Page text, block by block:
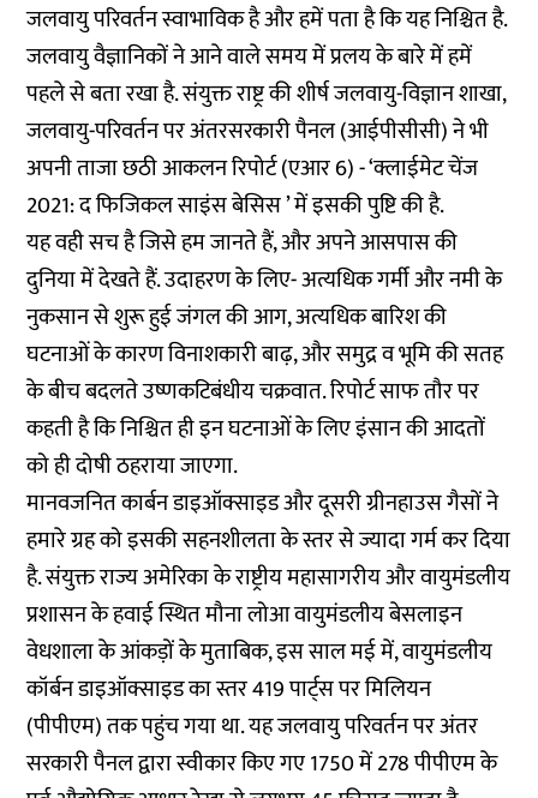
जलवायु परिवर्तन स्वाभाविक है और हमें पता है कि यह निश्चित है.
जलवायु वैज्ञानिकों ने आने वाले समय में प्रलय के बारे में हमें
पहले से बता रखा है. संयुक्त राष्ट्र की शीर्ष जलवायु-विज्ञान शाखा,
जलवायु-परिवर्तन पर अंतरसरकारी पैनल (आईपीसीसी) ने भी
अपनी ताजा छठी आकलन रिपोर्ट (एआर 6) - ‘क्लाईमेट चेंज
2021: द फिजिकल साइंस बेसिस ’ में इसकी पुष्टि की है.
यह वही सच है जिसे हम जानते हैं, और अपने आसपास की
दुनिया में देखते हैं. उदाहरण के लिए- अत्यधिक गर्मी और नमी के
नुकसान से शुरू हुई जंगल की आग, अत्यधिक बारिश की
घटनाओं के कारण विनाशकारी बाढ़, और समुद्र व भूमि की सतह
के बीच बदलते उष्णकटिबंधीय चक्रवात. रिपोर्ट साफ तौर पर
कहती है कि निश्चित ही इन घटनाओं के लिए इंसान की आदतों
को ही दोषी ठहराया जाएगा.
मानवजनित कार्बन डाइऑक्साइड और दूसरी ग्रीनहाउस गैसों ने
हमारे ग्रह को इसकी सहनशीलता के स्तर से ज्यादा गर्म कर दिया
है. संयुक्त राज्य अमेरिका के राष्ट्रीय महासागरीय और वायुमंडलीय
प्रशासन के हवाई स्थित मौना लोआ वायुमंडलीय बेसलाइन
वेधशाला के आंकड़ों के मुताबिक, इस साल मई में, वायुमंडलीय
कॉर्बन डाइऑक्साइड का स्तर 419 पार्ट्स पर मिलियन
(पीपीएम) तक पहुंच गया था. यह जलवायु परिवर्तन पर अंतर
सरकारी पैनल द्वारा स्वीकार किए गए 1750 में 278 पीपीएम के